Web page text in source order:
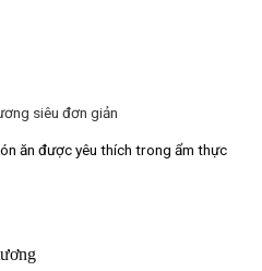
siêu đơn giản
ăn được yêu thích trong ẩm thực